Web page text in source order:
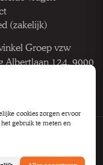
(zakelijk)
Groep vzw
Albertlaan 124, 9000
1033.922.208
cookies zorgen ervoor
gebruik te meten en